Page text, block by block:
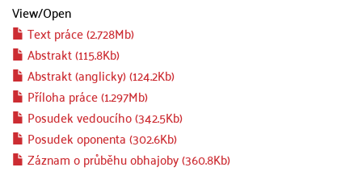
View/Open
Text práce (2.728Mb)
Abstrakt (115.8Kb)
Abstrakt (anglicky) (124.2Kb)
Příloha práce (1.297Mb)
Posudek vedoucího (342.5Kb)
Posudek oponenta (302.6Kb)
Záznam o průběhu obhajoby (360.8Kb)